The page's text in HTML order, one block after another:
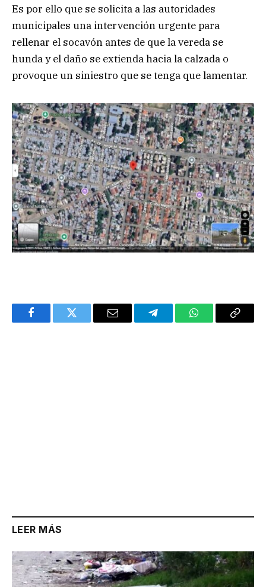
Es por ello que se solicita a las autoridades
municipales una intervención urgente para
rellenar el socavón antes de que la vereda se
hunda y el daño se extienda hacia la calzada o
provoque un siniestro que se tenga que lamentar.
FacebookTwitter Email TelegramWhatsAppCopy
LEER MÁS